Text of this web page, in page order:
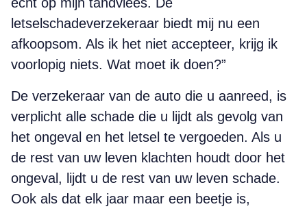
letselschadeverzekeraar biedt mij nu een
afkoopsom. Als ik het niet accepteer, krijg ik
voorlopig niets. Wat moet ik doen?”
De verzekeraar van de auto die u aanreed, is
verplicht alle schade die u lijdt als gevolg van
het ongeval en het letsel te vergoeden. Als u
de rest van uw leven klachten houdt door het
onge­val, lijdt u de rest van uw leven schade.
Ook als dat elk jaar maar een beetje is,